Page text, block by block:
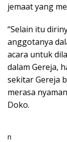
jemaat yang
“Selain itu
anggotanya
acara untuk
dalam Gereja,
sekitar Gereja
merasa
Doko.
n